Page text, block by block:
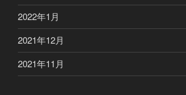
2022年1月
2021年12月
2021年11月